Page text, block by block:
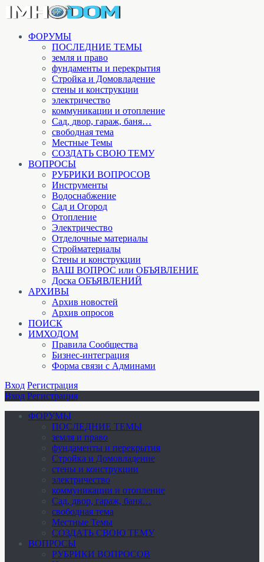
ФОРУМЫ
ПОСЛЕДНИЕ ТЕМЫ
земля и право
фундаменты и перекрытия
Стройка и Домовладение
стены и конструкции
электричество
коммуникации и отопление
Cад, двор, гараж, баня…
свободная тема
Местные Темы
СОЗДАТЬ СВОЮ ТЕМУ
ВОПРОСЫ
РУБРИКИ ВОПРОСОВ
Инструменты
Водоснабжение
Сад и Огород
Отопление
Электричество
Отделочные материалы
Стройматериалы
Стены и конструкции
ВАШ ВОПРОС или ОБЪЯВЛЕНИЕ
Доска ОБЪЯВЛЕНИЙ
АРХИВЫ
Архив новостей
Архив опросов
ПОИСК
ИМХОДОМ
Правила Сообщества
Бизнес-интеграция
Форма связи с Админами
Вход Регистрация
Вход Регистрация
ФОРУМЫ
ПОСЛЕДНИЕ ТЕМЫ
земля и право
фундаменты и перекрытия
Стройка и Домовладение
стены и конструкции
электричество
коммуникации и отопление
Cад, двор, гараж, баня…
свободная тема
Местные Темы
СОЗДАТЬ СВОЮ ТЕМУ
ВОПРОСЫ
РУБРИКИ ВОПРОСОВ